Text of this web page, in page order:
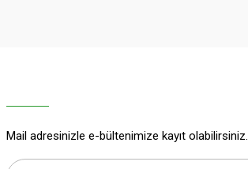
Mail adresinizle e-bültenimize kayıt olabilirsiniz.